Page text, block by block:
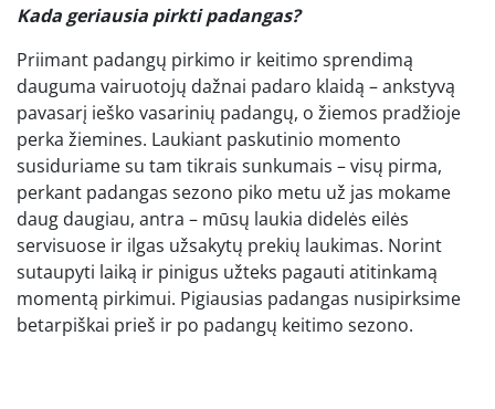
Kada geriausia pirkti padangas?
Priimant padangų pirkimo ir keitimo sprendimą
dauguma vairuotojų dažnai padaro klaidą – ankstyvą
pavasarį ieško vasarinių padangų, o žiemos pradžioje
perka žiemines. Laukiant paskutinio momento
susiduriame su tam tikrais sunkumais – visų pirma,
perkant padangas sezono piko metu už jas mokame
daug daugiau, antra – mūsų laukia didelės eilės
servisuose ir ilgas užsakytų prekių laukimas. Norint
sutaupyti laiką ir pinigus užteks pagauti atitinkamą
momentą pirkimui. Pigiausias padangas nusipirksime
betarpiškai prieš ir po padangų keitimo sezono.